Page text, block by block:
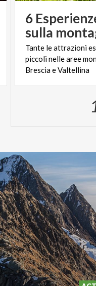
6
sulla
Tante le attrazioni
piccoli nelle aree
Brescia e Valtellina